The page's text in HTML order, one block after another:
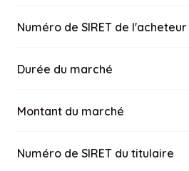
Numéro de SIRET de l'acheteur
Durée du marché
Montant du marché
Numéro de SIRET du titulaire